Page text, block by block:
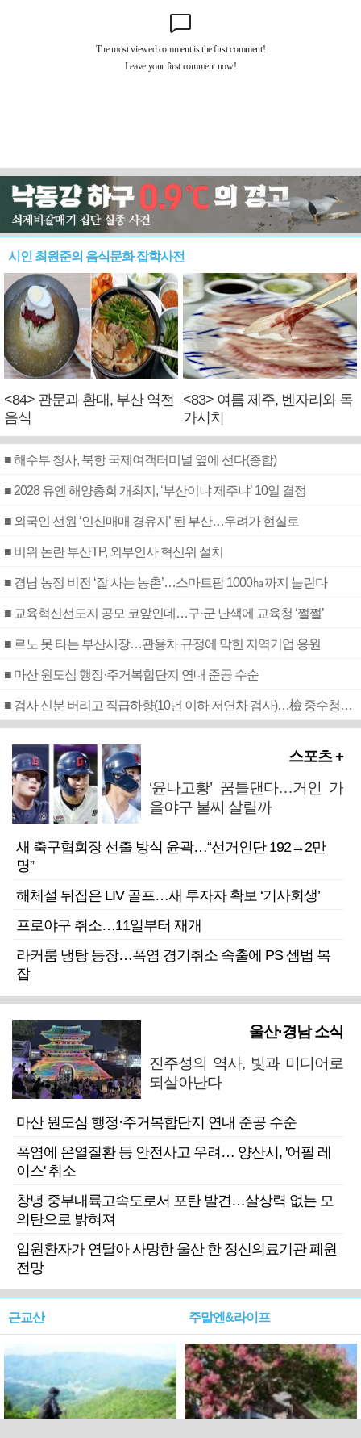
시인 최원준의 음식문화 잡학사전
<84> 관문과 환대, 부산 역전
음식
<83> 여름 제주, 벤자리와 독
가시치
■ 해수부 청사, 북항 국제여객터미널 옆에 선다(종합)
■ 2028 유엔 해양총회 개최지, ‘부산이냐 제주냐’ 10일 결정
■ 외국인 선원 ‘인신매매 경유지’ 된 부산…우려가 현실로
■ 비위 논란 부산TP, 외부인사 혁신위 설치
■ 경남 농정 비전 ‘잘 사는 농촌’…스마트팜 1000㏊까지 늘린다
■ 교육혁신선도지 공모 코앞인데…구·군 난색에 교육청 ‘쩔쩔’
■ 르노 못 타는 부산시장…관용차 규정에 막힌 지역기업 응원
■ 마산 원도심 행정·주거복합단지 연내 준공 수순
■ 검사 신분 버리고 직급하향(10년 이하 저연차 검사)…檢 중수청행 기피
스포츠 +
‘윤나고황’ 꿈틀댄다…거인 가
을야구 불씨 살릴까
새 축구협회장 선출 방식 윤곽…“선거인단 192→2만
명”
해체설 뒤집은 LIV 골프…새 투자자 확보 ‘기사회생’
프로야구 취소…11일부터 재개
라커룸 냉탕 등장…폭염 경기취소 속출에 PS 셈법 복
잡
울산·경남 소식
진주성의 역사, 빛과 미디어로
되살아난다
마산 원도심 행정·주거복합단지 연내 준공 수순
폭염에 온열질환 등 안전사고 우려… 양산시, '어필 레
이스' 취소
창녕 중부내륙고속도로서 포탄 발견…살상력 없는 모
의탄으로 밝혀져
입원환자가 연달아 사망한 울산 한 정신의료기관 폐원
전망
근교산 주말엔&라이프